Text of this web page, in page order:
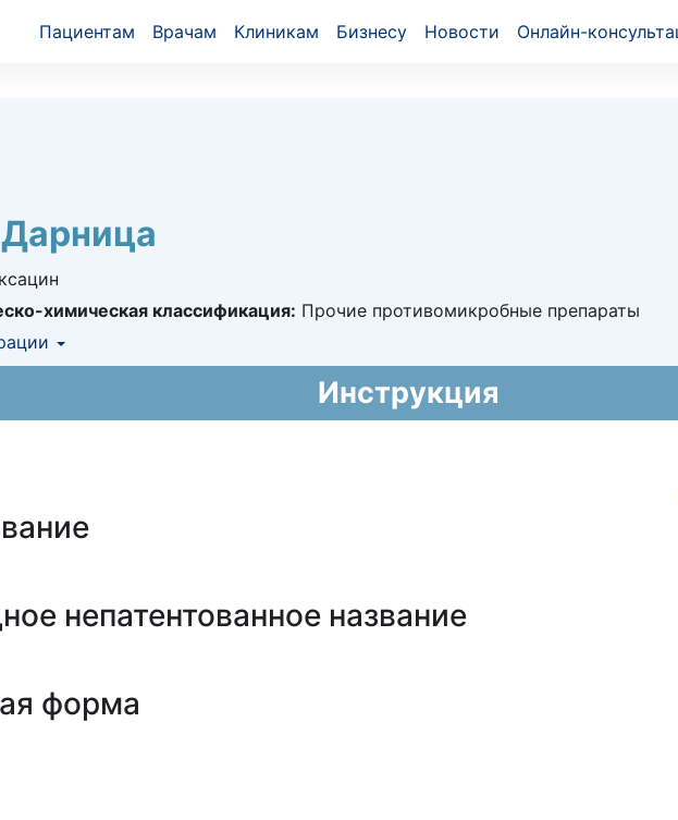
Пациентам Врачам Клиникам Бизнесу Новости Онлайн-
химическая классификация: Прочие противомикробные препараты
Инструкция
непатентованное название
форма